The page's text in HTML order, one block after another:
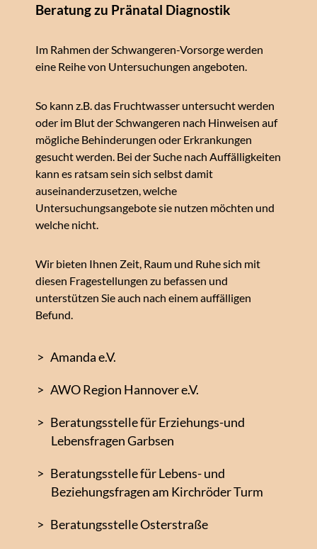
Beratung zu Pränatal Diagnostik
Im Rahmen der Schwangeren-Vorsorge werden
eine Reihe von Untersuchungen angeboten.
So kann z.B. das Fruchtwasser untersucht werden
oder im Blut der Schwangeren nach Hinweisen auf
mögliche Behinderungen oder Erkrankungen
gesucht werden. Bei der Suche nach Auffälligkeiten
kann es ratsam sein sich selbst damit
auseinanderzusetzen, welche
Untersuchungsangebote sie nutzen möchten und
welche nicht.
Wir bieten Ihnen Zeit, Raum und Ruhe sich mit
diesen Fragestellungen zu befassen und
unterstützen Sie auch nach einem auffälligen
Befund.
Amanda e.V.
AWO Region Hannover e.V.
Beratungsstelle für Erziehungs-und
Lebensfragen Garbsen
Beratungsstelle für Lebens- und
Beziehungsfragen am Kirchröder Turm
Beratungsstelle Osterstraße